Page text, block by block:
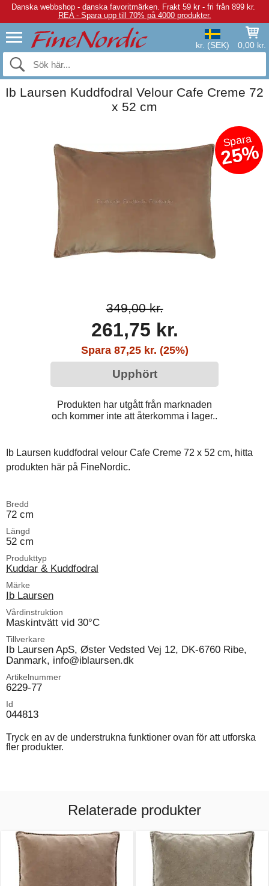
Danska webbshop - danska favoritmärken. Frakt 59 kr - fri från 899 kr.
REA - Spara upp till 70% på 4000 produkter.
kr. (SEK) 0,00 kr.
Ib Laursen Kuddfodral Velour Cafe Creme 72
x 52 cm
Spara
25%
349,00 kr.
261,75 kr.
Spara 87,25 kr. (25%)
Upphört
Produkten har utgått från marknaden
och kommer inte att återkomma i lager..
Ib Laursen kuddfodral velour Cafe Creme 72 x 52 cm, hitta
produkten här på FineNordic.
Bredd
72 cm
Längd
52 cm
Produkttyp
Kuddar & Kuddfodral
Märke
Ib Laursen
Vårdinstruktion
Maskintvätt vid 30°C
Tillverkare
Ib Laursen ApS, Øster Vedsted Vej 12, DK-6760 Ribe,
Danmark, info@iblaursen.dk
Artikelnummer
6229-77
Id
044813
Tryck en av de understrukna funktioner ovan för att utforska
fler produkter.
Relaterade produkter